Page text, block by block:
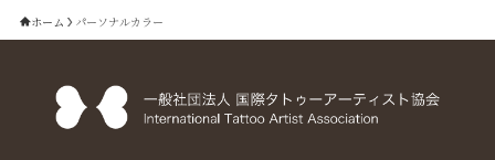
ホーム パーソナルカラー